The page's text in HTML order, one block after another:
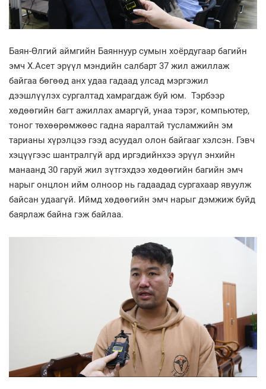
Баян-Өлгий аймгийн Баяннуур сумын хоёрдугаар багийн
эмч Х.Асет эрүүл мэндийн салбарт 37 жил ажиллаж
байгаа бөгөөд анх удаа гадаад улсад мэргэжил
дээшлүүлэх сургалтад хамрагдаж буй юм. Тэрбээр
хөдөөгийн багт ажиллах амаргүй, унаа тэрэг, компьютер,
тоног төхөөрөмжөөс гадна яаралтай тусламжийн эм
тарианы хүрэлцээ гээд асуудал олон байгааг хэлсэн. Гэвч
хэцүүгээс шантралгүй ард иргэдийнхээ эрүүл энхийн
манаанд 30 гаруй жил зүтгэхдээ хөдөөгийн багийн эмч
нарыг онцлон ийм олноор нь гадаадад сургахаар явуулж
байсан удаагүй. Иймд хөдөөгийн эмч нарыг дэмжиж буйд
баярлаж байна гэж байлаа.